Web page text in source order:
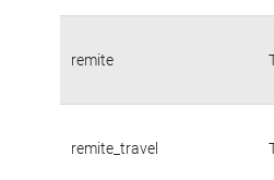
remite
remite_travel